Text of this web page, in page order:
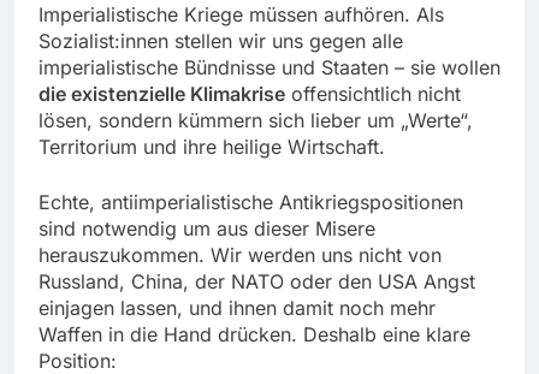
Imperialistische Kriege müssen aufhören. Als
Sozialist:innen stellen wir uns gegen alle
imperialistische Bündnisse und Staaten – sie wollen
die existenzielle Klimakrise offensichtlich nicht
lösen, sondern kümmern sich lieber um „Werte“,
Territorium und ihre heilige Wirtschaft.
Echte, antiimperialistische Antikriegspositionen
sind notwendig um aus dieser Misere
herauszukommen. Wir werden uns nicht von
Russland, China, der NATO oder den USA Angst
einjagen lassen, und ihnen damit noch mehr
Waffen in die Hand drücken. Deshalb eine klare
Position: